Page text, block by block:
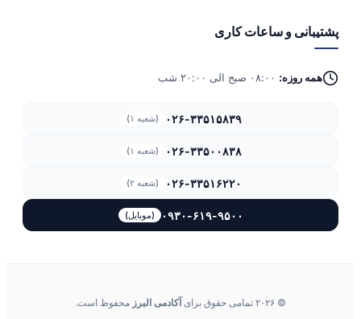
پشتیبانی و ساعات کاری
همه روزه:
۰۲۶-۳۳۵۱۵۸۳۹ (شعبه ۱)
۰۲۶-۳۳۵۰۰۸۳۸ (شعبه ۱)
۰۲۶-۳۳۵۱۶۲۲۰ (شعبه ۲)
۰۹۳۰-۶۱۹-۹۵۰۰ (موبایل)
© ۲۰۲۶ تمامی حقوق برای آکادمی البرز محفوظ است.